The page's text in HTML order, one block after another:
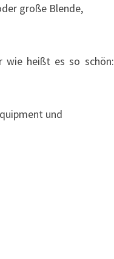
große Blende,
wie heißt es so schön:
und